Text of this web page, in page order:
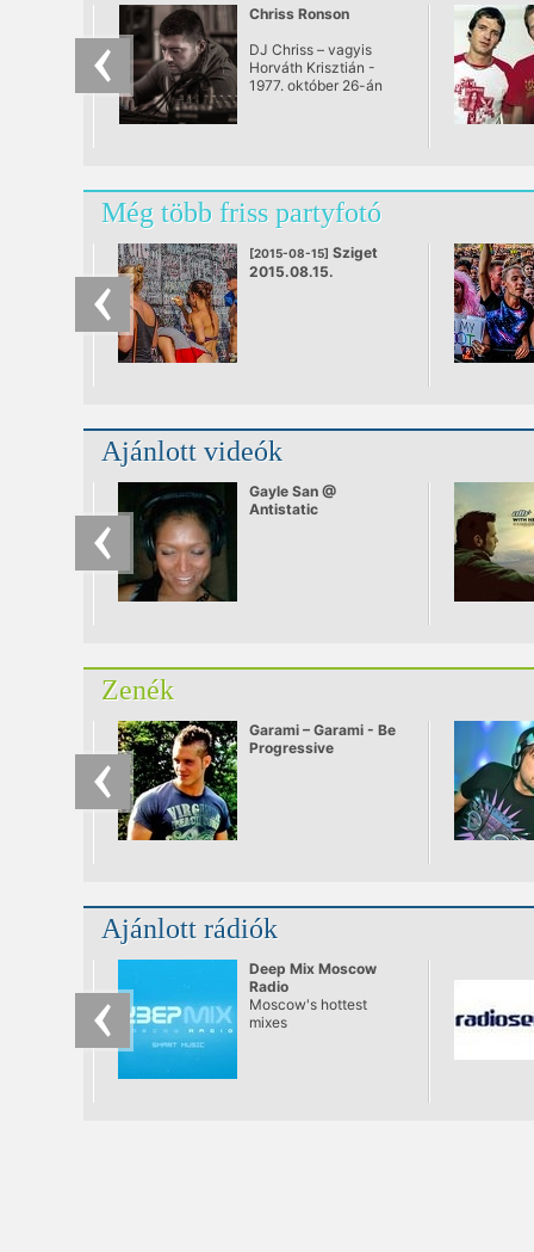
Chriss Ronson
DJ Chriss – vagyis
Horváth Krisztián -
1977. október 26-án
Még több friss partyfotó
[2015-08-15] Sziget
2015.08.15.
Ajánlott videók
Gayle San @
Antistatic
Zenék
Garami – Garami - Be
Progressive
Ajánlott rádiók
Deep Mix Moscow
Radio
Moscow's hottest
mixes